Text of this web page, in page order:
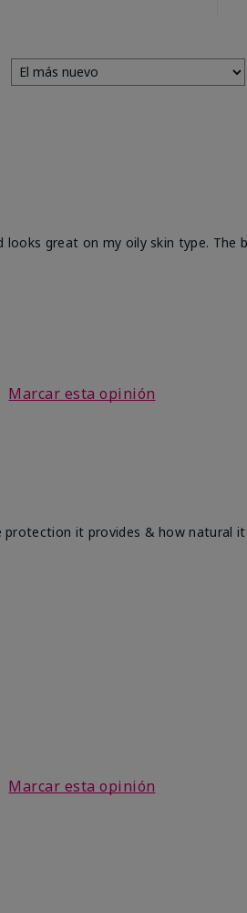
great on my oily skin type. The
Marcar esta opinión
protection it provides & how natural
Marcar esta opinión